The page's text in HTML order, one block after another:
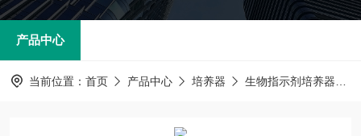
产品中心
当前位置： 首页 产品中心 培养器 生物指示剂培养器